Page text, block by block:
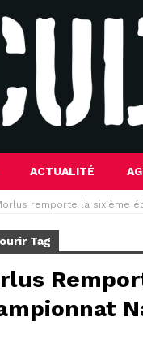
ACTUALITÉ
remporte la sixième
Tag